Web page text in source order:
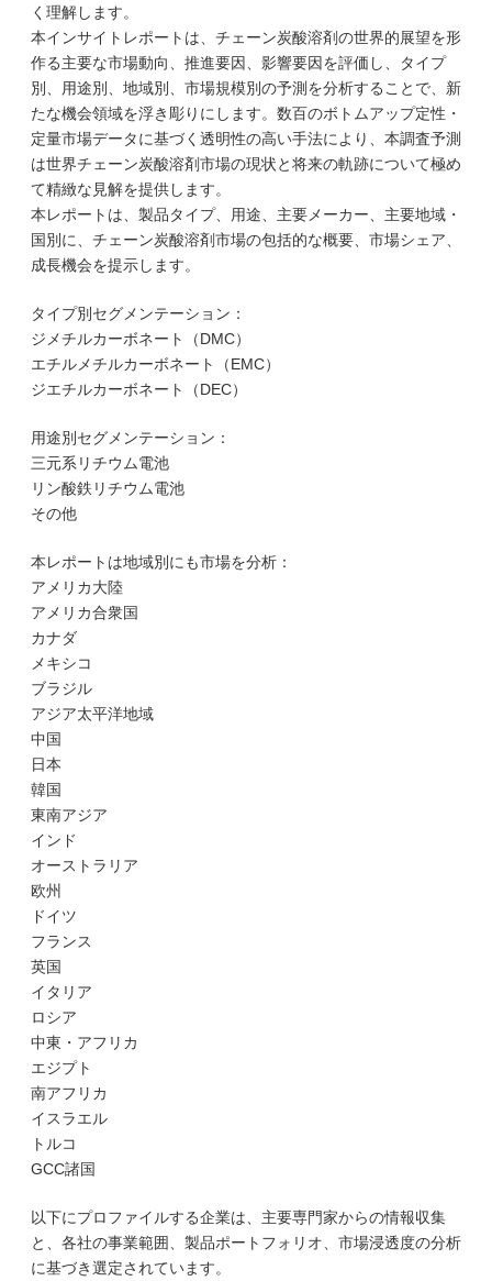
く理解します。
本インサイトレポートは、チェーン炭酸溶剤の世界的展望を形
作る主要な市場動向、推進要因、影響要因を評価し、タイプ
別、用途別、地域別、市場規模別の予測を分析することで、新
たな機会領域を浮き彫りにします。数百のボトムアップ定性・
定量市場データに基づく透明性の高い手法により、本調査予測
は世界チェーン炭酸溶剤市場の現状と将来の軌跡について極め
て精緻な見解を提供します。
本レポートは、製品タイプ、用途、主要メーカー、主要地域・
国別に、チェーン炭酸溶剤市場の包括的な概要、市場シェア、
成長機会を提示します。
タイプ別セグメンテーション：
ジメチルカーボネート（DMC）
エチルメチルカーボネート（EMC）
ジエチルカーボネート（DEC）
用途別セグメンテーション：
三元系リチウム電池
リン酸鉄リチウム電池
その他
本レポートは地域別にも市場を分析：
アメリカ大陸
アメリカ合衆国
カナダ
メキシコ
ブラジル
アジア太平洋地域
中国
日本
韓国
東南アジア
インド
オーストラリア
欧州
ドイツ
フランス
英国
イタリア
ロシア
中東・アフリカ
エジプト
南アフリカ
イスラエル
トルコ
GCC諸国
以下にプロファイルする企業は、主要専門家からの情報収集
と、各社の事業範囲、製品ポートフォリオ、市場浸透度の分析
に基づき選定されています。